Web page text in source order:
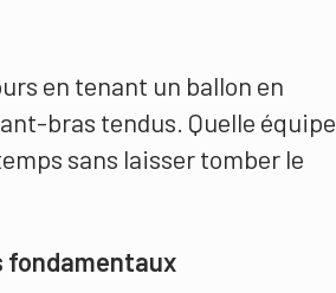
en tenant un ballon en
bras tendus. Quelle équipe
sans laisser tomber le
fondamentaux